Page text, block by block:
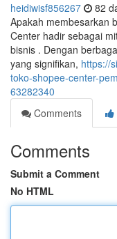
heidiwisf856267 82
Apakah membesarkan
Center hadir sebagai
bisnis . Dengan
yang signifikan, https://
toko-shopee-center-
63282340
Comments
Comments
Submit a Comment
No HTML